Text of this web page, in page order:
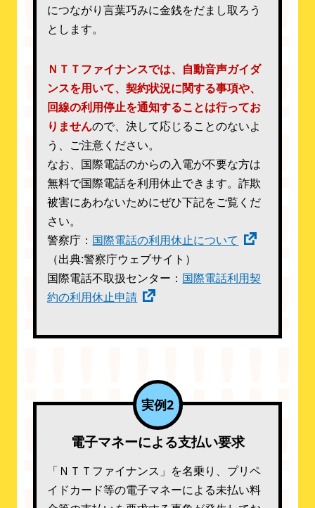
につながり言葉巧みに金銭をだまし取ろう
とします。
ＮＴＴファイナンスでは、自動音声ガイダ
ンスを用いて、契約状況に関する事項や、
回線の利用停止を通知することは行ってお
りませんので、決して応じることのないよ
う、ご注意ください。
なお、国際電話のからの入電が不要な方は
無料で国際電話を利用休止できます。詐欺
被害にあわないためにぜひ下記をご覧くだ
さい。
警察庁： 国際電話の利用休止について
（出典:警察庁ウェブサイト）
国際電話不取扱センター： 国際電話利用契
約の利用休止申請
実例2
電子マネーによる支払い要求
「ＮＴＴファイナンス」を名乗り、プリペ
イドカード等の電子マネーによる未払い料